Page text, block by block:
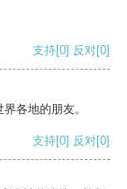
支持[0] 反对[0]
各地的朋友。
支持[0] 反对[0]